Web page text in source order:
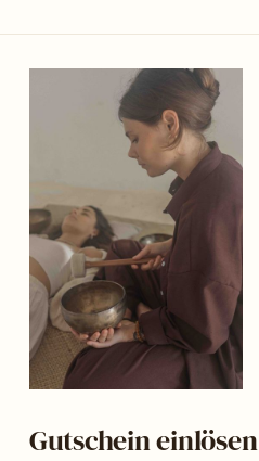
Gutschein einlösen